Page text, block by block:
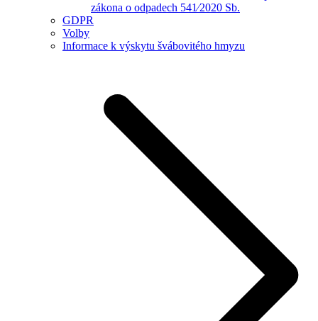
zákona o odpadech 541⁄2020 Sb.
GDPR
Volby
Informace k výskytu švábovitého hmyzu